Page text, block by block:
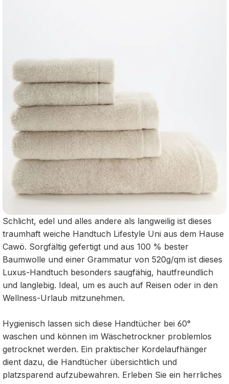
Schlicht, edel und alles andere als langweilig ist dieses
traumhaft weiche Handtuch Lifestyle Uni aus dem Hause
Cawö. Sorgfältig gefertigt und aus 100 % bester
Baumwolle und einer Grammatur von 520g/qm ist dieses
Luxus-Handtuch besonders saugfähig, hautfreundlich
und langlebig. Ideal, um es auch auf Reisen oder in den
Wellness-Urlaub mitzunehmen.
Hygienisch lassen sich diese Handtücher bei 60°
waschen und können im Wäschetrockner problemlos
getrocknet werden. Ein praktischer Kordelaufhänger
dient dazu, die Handtücher übersichtlich und
platzsparend aufzubewahren. Erleben Sie ein herrliches